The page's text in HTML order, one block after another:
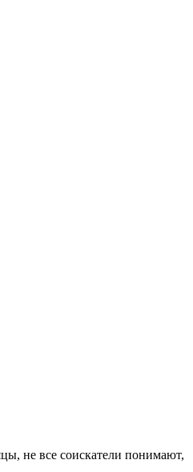
не все соискатели понимают,